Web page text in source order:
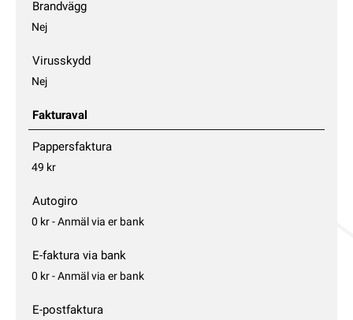
Brandvägg
Nej
Virusskydd
Nej
Fakturaval
Pappersfaktura
49 kr
Autogiro
0 kr - Anmäl via er bank
E-faktura via bank
0 kr - Anmäl via er bank
E-postfaktura